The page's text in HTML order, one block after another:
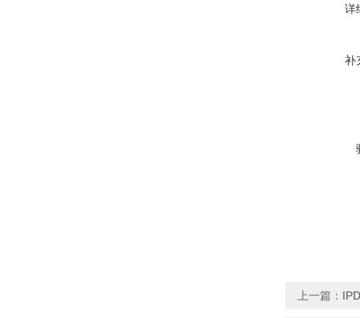
详
补
上一篇：